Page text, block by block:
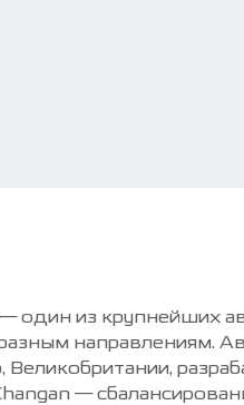
один из крупнейших
направлениям.
Великобритании,
—